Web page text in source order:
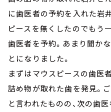
に歯医者の予約を入れた岩
ピースを無くしたのでもう
歯医者を予約。あまり聞か
とになりました。
まずはマウスピースの歯医
詰め物が取れた歯を発見。
と言われたものの、次の歯